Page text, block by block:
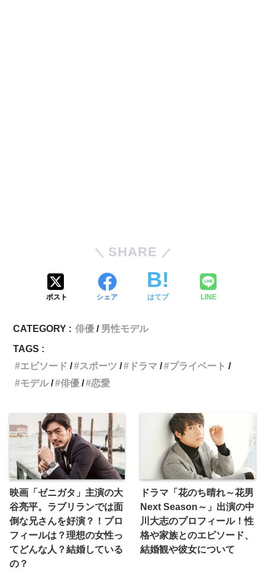
SHARE
ポスト シェア はてブ LINE
CATEGORY : 俳優
男性モデル
TAGS :
エピソード
スポーツ ドラマ
プライベート
モデル
俳優 恋愛
映画「ゼニガタ」主演の大
谷亮平。ラブリランでは面
倒な兄さんを好演？！プロ
フィールは？理想の女性っ
てどんな人？結婚している
の？
ドラマ「花のち晴れ～花男
Next Season～」出演の中
川大志のプロフィール！性
格や家族とのエピソード、
結婚観や彼女について